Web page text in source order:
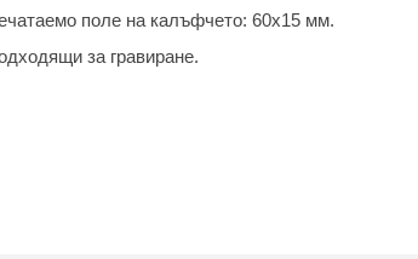
поле на калъфчето: 60х15 мм.
за гравиране.